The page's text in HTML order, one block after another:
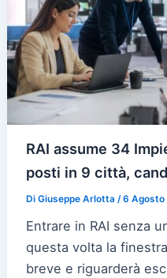
RAI assume 34
posti in 9 città,
DiGiuseppe Arlotta/6 Agosto
Entrare in RAI senza
questa volta la
breve e riguarderà